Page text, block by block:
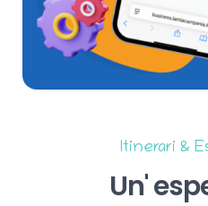
Itinerari &
Un'